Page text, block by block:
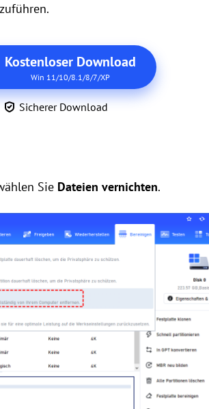
Kostenloser Download
Win 11/10/8.1/8/7/XP
Sicherer Download
Sie Dateien vernichten.